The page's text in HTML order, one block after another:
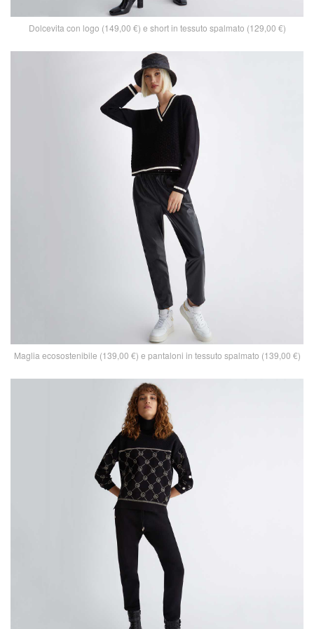
Dolcevita con logo (149,00 €) e short in tessuto spalmato (129,00 €)
Maglia ecosostenibile (139,00 €) e pantaloni in tessuto spalmato (139,00 €)